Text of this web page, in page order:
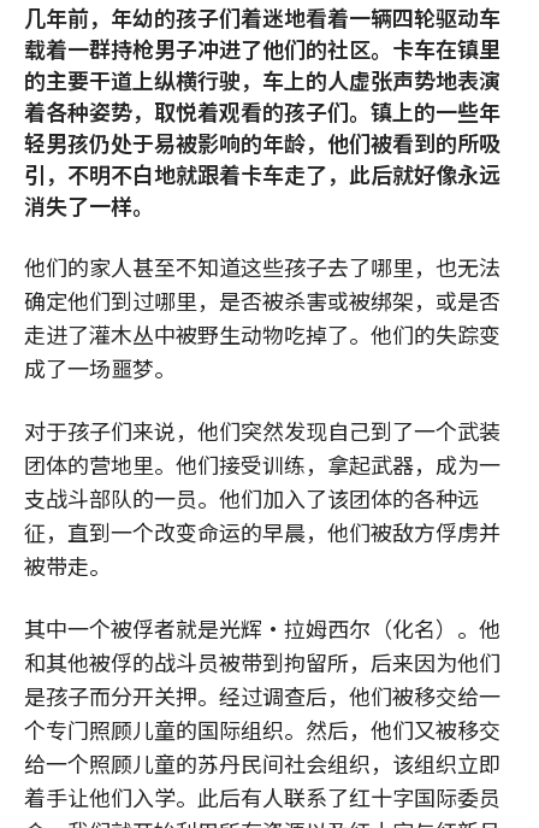
几年前，年幼的孩子们着迷地看着一辆四轮驱动车
载着一群持枪男子冲进了他们的社区。卡车在镇里
的主要干道上纵横行驶，车上的人虚张声势地表演
着各种姿势，取悦着观看的孩子们。镇上的一些年
轻男孩仍处于易被影响的年龄，他们被看到的所吸
引，不明不白地就跟着卡车走了，此后就好像永远
消失了一样。
他们的家人甚至不知道这些孩子去了哪里，也无法
确定他们到过哪里，是否被杀害或被绑架，或是否
走进了灌木丛中被野生动物吃掉了。他们的失踪变
成了一场噩梦。
对于孩子们来说，他们突然发现自己到了一个武装
团体的营地里。他们接受训练，拿起武器，成为一
支战斗部队的一员。他们加入了该团体的各种远
征，直到一个改变命运的早晨，他们被敌方俘虏并
被带走。
其中一个被俘者就是光辉·拉姆西尔（化名）。他
和其他被俘的战斗员被带到拘留所，后来因为他们
是孩子而分开关押。经过调查后，他们被移交给一
个专门照顾儿童的国际组织。然后，他们又被移交
给一个照顾儿童的苏丹民间社会组织，该组织立即
着手让他们入学。此后有人联系了红十字国际委员